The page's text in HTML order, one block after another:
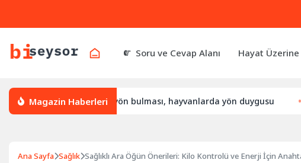
Soru ve Cevap Alanı Hayat Üzerine
Magazin Haberleri
bulur, leylek yön bulması, hayvanlarda yön duygusu
Ana Sayfa Sağlık Sağlıklı Ara Öğün Önerileri: Kilo Kontrolü ve Enerji İçin